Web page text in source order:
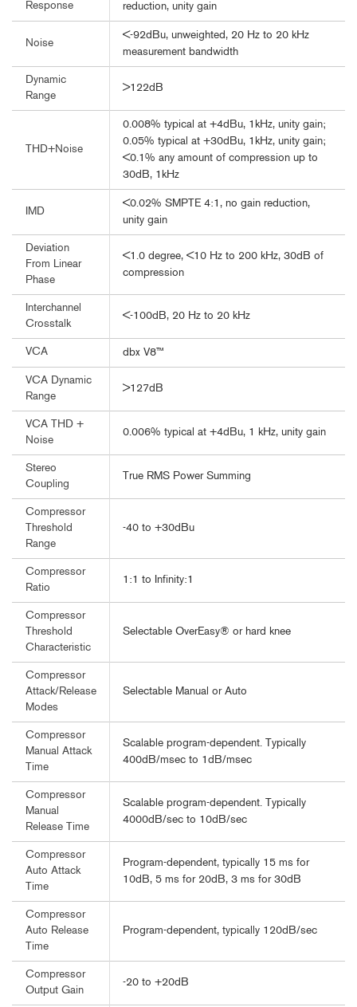
Response
reduction, unity gain
Noise
<-92dBu, unweighted, 20 Hz to 20 kHz
measurement bandwidth
Dynamic
Range
>122dB
THD+Noise
0.008% typical at +4dBu, 1kHz, unity gain;
0.05% typical at +30dBu, 1kHz, unity gain;
<0.1% any amount of compression up to
30dB, 1kHz
IMD
<0.02% SMPTE 4:1, no gain reduction,
unity gain
Deviation
From Linear
Phase
<1.0 degree, <10 Hz to 200 kHz, 30dB of
compression
Interchannel
Crosstalk
<-100dB, 20 Hz to 20 kHz
VCA dbx V8™
VCA Dynamic
Range
>127dB
VCA THD +
Noise
0.006% typical at +4dBu, 1 kHz, unity gain
Stereo
Coupling
True RMS Power Summing
Compressor
Threshold
Range
-40 to +30dBu
Compressor
Ratio
1:1 to Infinity:1
Compressor
Threshold
Characteristic
Selectable OverEasy® or hard knee
Compressor
Attack/Release
Modes
Selectable Manual or Auto
Compressor
Manual Attack
Time
Scalable program-dependent. Typically
400dB/msec to 1dB/msec
Compressor
Manual
Release Time
Scalable program-dependent. Typically
4000dB/sec to 10dB/sec
Compressor
Auto Attack
Time
Program-dependent, typically 15 ms for
10dB, 5 ms for 20dB, 3 ms for 30dB
Compressor
Auto Release
Time
Program-dependent, typically 120dB/sec
Compressor
Output Gain
-20 to +20dB